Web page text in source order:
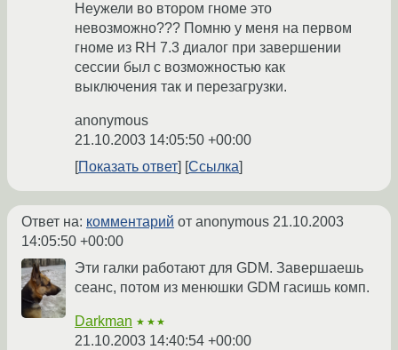
Неужели во втором гноме это
невозможно??? Помню у меня на первом
гноме из RH 7.3 диалог при завершении
сессии был с возможностью как
выключения так и перезагрузки.
anonymous
21.10.2003 14:05:50 +00:00
Показать ответ
Ссылка
Ответ на: комментарий от anonymous 21.10.2003
14:05:50 +00:00
Эти галки работают для GDM. Завершаешь
сеанс, потом из менюшки GDM гасишь комп.
Darkman ★★★
21.10.2003 14:40:54 +00:00